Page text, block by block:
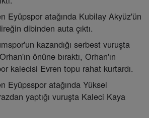
Eyüpspor atağında Kubilay Akyüz'ün
dibinden auta çıktı.
kazandığı serbest vuruşta
önüne bıraktı, Orhan'ın
kalecisi Evren topu rahat kurtardı.
Eyüpsspor atağında Yüksel
yaptığı vuruşta Kaleci Kaya